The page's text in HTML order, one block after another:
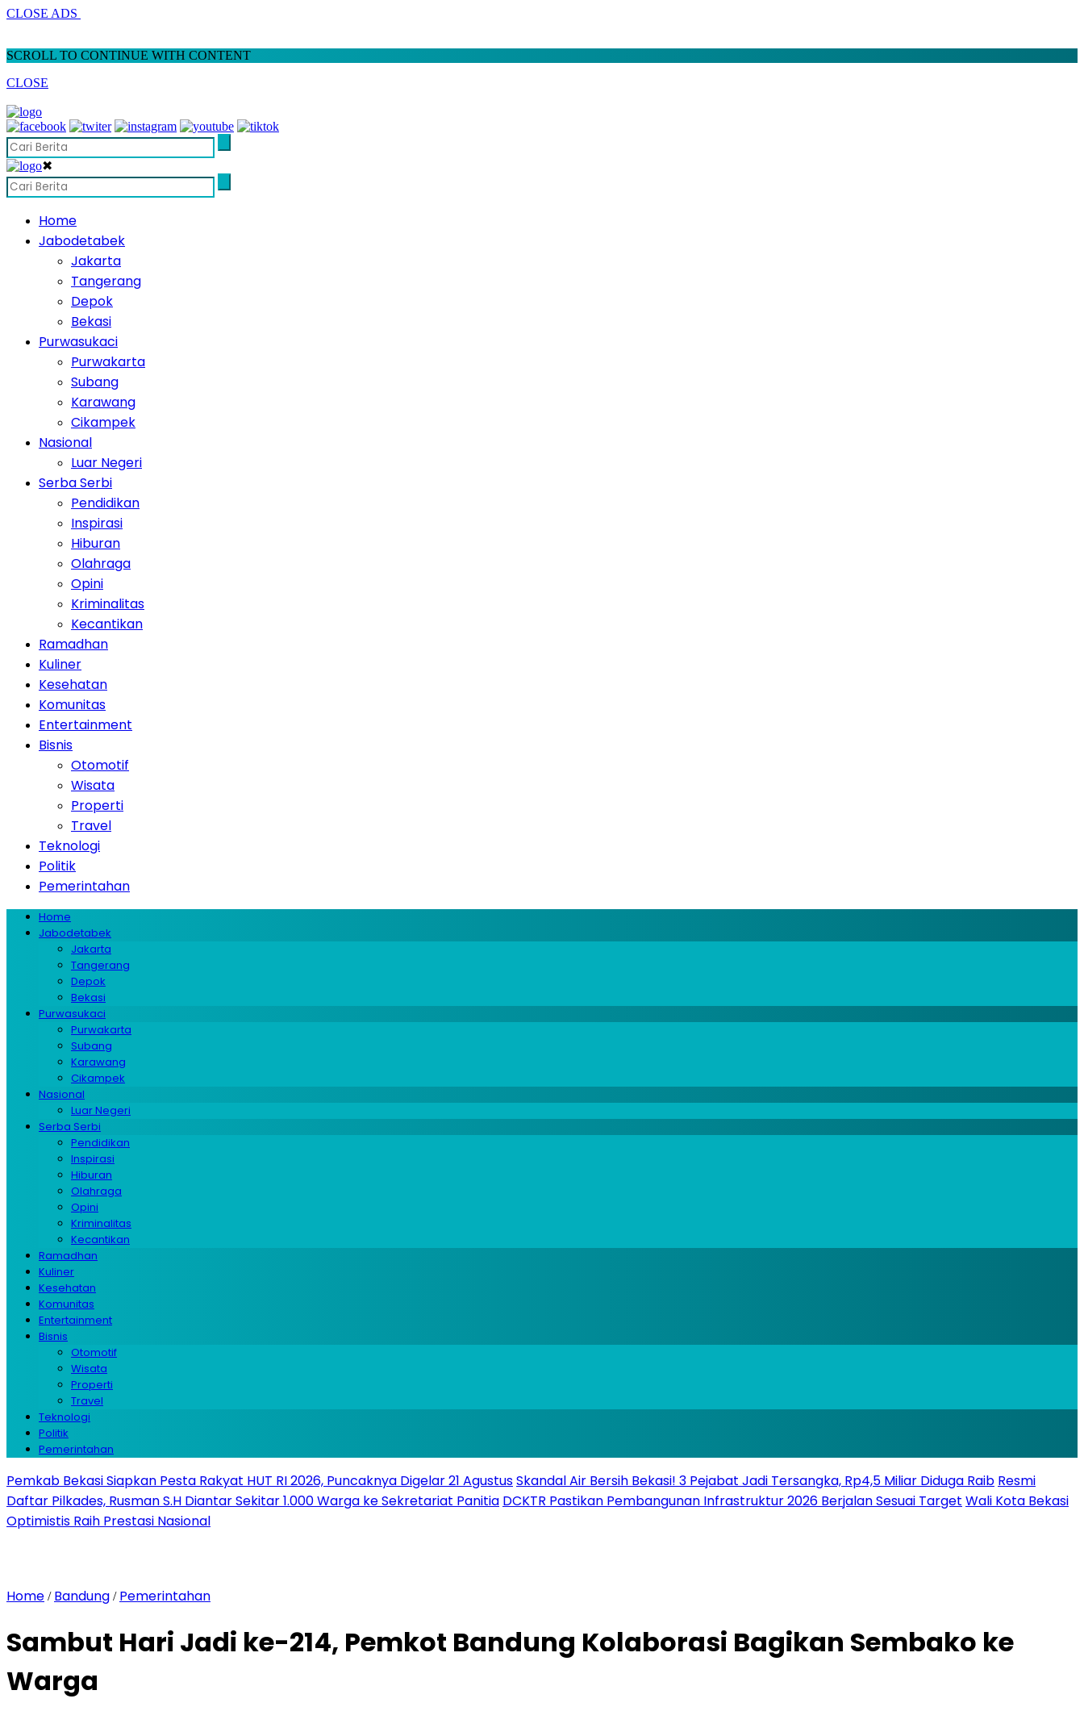
CLOSE ADS
SCROLL TO CONTINUE WITH CONTENT
CLOSE
✖
Home
Jabodetabek
Jakarta
Tangerang
Depok
Bekasi
Purwasukaci
Purwakarta
Subang
Karawang
Cikampek
Nasional
Luar Negeri
Serba Serbi
Pendidikan
Inspirasi
Hiburan
Olahraga
Opini
Kriminalitas
Kecantikan
Ramadhan
Kuliner
Kesehatan
Komunitas
Entertainment
Bisnis
Otomotif
Wisata
Properti
Travel
Teknologi
Politik
Pemerintahan
Home
Jabodetabek
Jakarta
Tangerang
Depok
Bekasi
Purwasukaci
Purwakarta
Subang
Karawang
Cikampek
Nasional
Luar Negeri
Serba Serbi
Pendidikan
Inspirasi
Hiburan
Olahraga
Opini
Kriminalitas
Kecantikan
Ramadhan
Kuliner
Kesehatan
Komunitas
Entertainment
Bisnis
Otomotif
Wisata
Properti
Travel
Teknologi
Politik
Pemerintahan
Pemkab Bekasi Siapkan Pesta Rakyat HUT RI 2026, Puncaknya Digelar 21 AgustusSkandal Air Bersih Bekasi! 3 Pejabat Jadi Tersangka, Rp4,5 Miliar Diduga Raib Resmi
Daftar Pilkades, Rusman S.H Diantar Sekitar 1.000 Warga ke Sekretariat Panitia DCKTR Pastikan Pembangunan Infrastruktur 2026 Berjalan Sesuai Target Wali Kota Bekasi
Optimistis Raih Prestasi Nasional
Home / Bandung / Pemerintahan
Sambut Hari Jadi ke-214, Pemkot Bandung Kolaborasi Bagikan Sembako ke
Warga